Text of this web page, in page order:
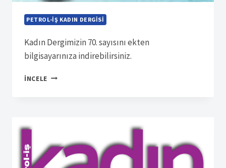
PETROL-İŞ KADIN DERGISI
Kadın Dergimizin 70. sayısını ekten
bilgisayarınıza indirebilirsiniz.
İNCELE SÜRELI